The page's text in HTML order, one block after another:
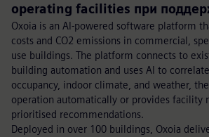
operating facilities при
Oxoia is an AI-powered software platform
costs and CO2 emissions in commercial,
use buildings. The platform connects to
building automation and uses AI to correlate
occupancy, indoor climate, and weather,
operation automatically or provides facility
prioritised recommendations.
Deployed in over 100 buildings, Oxoia